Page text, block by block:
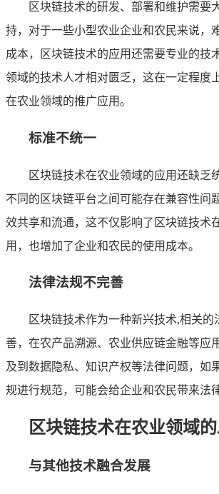
区块链技术的研发、部署和维护需要
持，对于一些小型农业企业和农民来说，
成本，区块链技术的应用还需要专业的技
领域的技术人才相对匮乏，这在一定程度
在农业领域的推广应用。
标准不统一
区块链技术在农业领域的应用还缺乏
不同的区块链平台之间可能存在兼容性问
效共享和流通，这不仅影响了区块链技术
用，也增加了企业和农民的使用成本。
法律法规不完善
区块链技术作为一种新兴技术,相关的
善，在农产品溯源、农业供应链金融等应
及到数据隐私、知识产权等法律问题，如
规进行规范，可能会给企业和农民带来法
区块链技术在农业领域
与其他技术融合发展